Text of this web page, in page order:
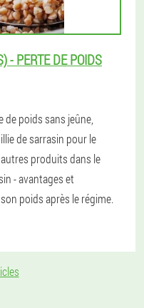
- PERTE DE POIDS
de poids sans jeûne,
de sarrasin pour le
produits dans le
- avantages et
poids après le régime.